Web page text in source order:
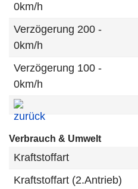
0km/h
Verzögerung 200 -
0km/h
Verzögerung 100 -
0km/h
Verbrauch & Umwelt
Kraftstoffart
Kraftstoffart (2.Antrieb)